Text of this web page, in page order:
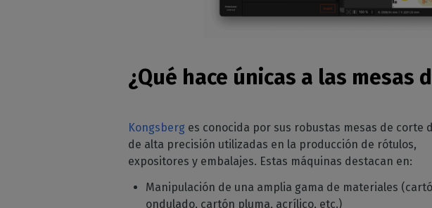
¿Qué hace únicas a las mesas
Kongsberg es conocida por sus robustas mesas de corte
de alta precisión utilizadas en la producción de rótulos,
expositores y embalajes. Estas máquinas destacan en:
Manipulación de una amplia gama de materiales
ondulado, cartón pluma, acrílico, etc.)